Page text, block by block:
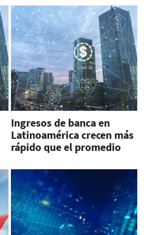
Ingresos de banca en
Latinoamérica crecen más
rápido que el promedio